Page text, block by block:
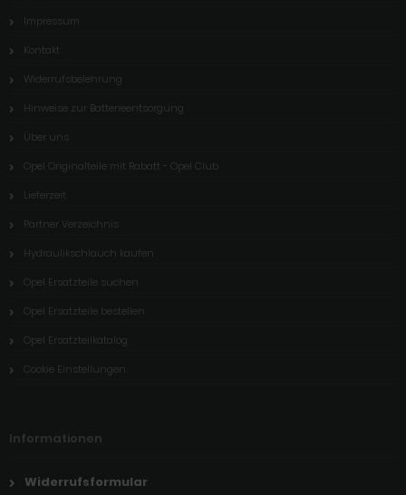
Impressum
Kontakt
Widerrufsbelehrung
Hinweise zur Batterieentsorgung
Über uns
Opel Originalteile mit Rabatt - Opel Club
Lieferzeit
Partner Verzeichnis
Hydraulikschlauch kaufen
Opel Ersatzteile suchen
Opel Ersatzteile bestellen
Opel Ersatzteilkatalog
Cookie Einstellungen
Informationen
Widerrufsformular